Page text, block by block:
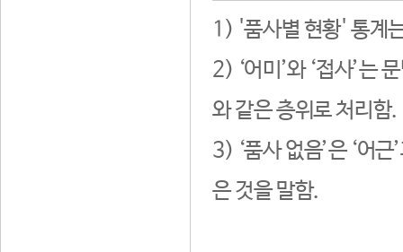
1) '품사별 현황' 통계
2) ‘어미’와 ‘접사’는
와 같은 층위로 처리함.
3) ‘품사 없음’은 ‘어
은 것을 말함.